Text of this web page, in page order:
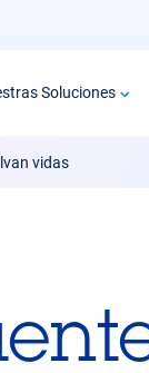
Soluciones
vidas